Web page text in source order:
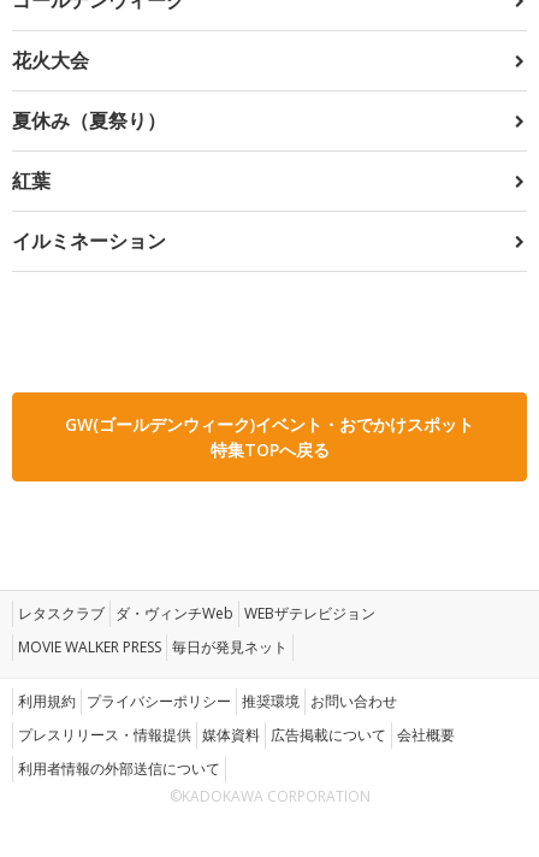
花火大会
夏休み（夏祭り）
紅葉
イルミネーション
GW(ゴールデンウィーク)イベント・おでかけスポット
特集TOPへ戻る
レタスクラブ ダ・ヴィンチWeb WEBザテレビジョン
MOVIE WALKER PRESS 毎日が発見ネット
利用規約 プライバシーポリシー 推奨環境 お問い合わせ
プレスリリース・情報提供 媒体資料 広告掲載について 会社概要
利用者情報の外部送信について
©KADOKAWA CORPORATION